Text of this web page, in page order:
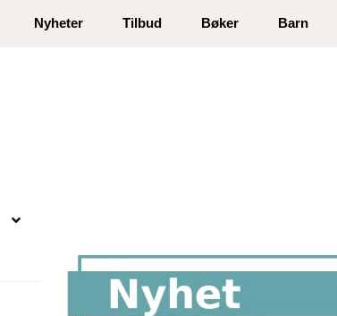
Logg inn eller registrer deg
Nyheter Tilbud Bøker Barn